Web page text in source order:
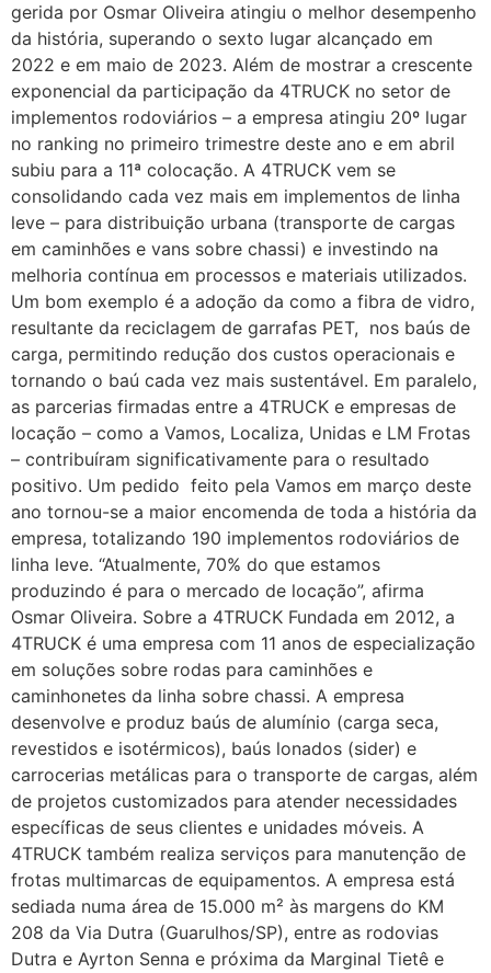
gerida por Osmar Oliveira atingiu o melhor desempenho
da história, superando o sexto lugar alcançado em
2022 e em maio de 2023. Além de mostrar a crescente
exponencial da participação da 4TRUCK no setor de
implementos rodoviários – a empresa atingiu 20º lugar
no ranking no primeiro trimestre deste ano e em abril
subiu para a 11ª colocação. A 4TRUCK vem se
consolidando cada vez mais em implementos de linha
leve – para distribuição urbana (transporte de cargas
em caminhões e vans sobre chassi) e investindo na
melhoria contínua em processos e materiais utilizados.
Um bom exemplo é a adoção da como a fibra de vidro,
resultante da reciclagem de garrafas PET, nos baús de
carga, permitindo redução dos custos operacionais e
tornando o baú cada vez mais sustentável. Em paralelo,
as parcerias firmadas entre a 4TRUCK e empresas de
locação – como a Vamos, Localiza, Unidas e LM Frotas
– contribuíram significativamente para o resultado
positivo. Um pedido feito pela Vamos em março deste
ano tornou-se a maior encomenda de toda a história da
empresa, totalizando 190 implementos rodoviários de
linha leve. “Atualmente, 70% do que estamos
produzindo é para o mercado de locação”, afirma
Osmar Oliveira. Sobre a 4TRUCK Fundada em 2012, a
4TRUCK é uma empresa com 11 anos de especialização
em soluções sobre rodas para caminhões e
caminhonetes da linha sobre chassi. A empresa
desenvolve e produz baús de alumínio (carga seca,
revestidos e isotérmicos), baús lonados (sider) e
carrocerias metálicas para o transporte de cargas, além
de projetos customizados para atender necessidades
específicas de seus clientes e unidades móveis. A
4TRUCK também realiza serviços para manutenção de
frotas multimarcas de equipamentos. A empresa está
sediada numa área de 15.000 m² às margens do KM
208 da Via Dutra (Guarulhos/SP), entre as rodovias
Dutra e Ayrton Senna e próxima da Marginal Tietê e